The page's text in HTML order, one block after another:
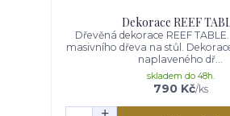
Dekorace REEF
Dřevěná dekorace REEF
masivního dřeva na stůl.
naplaveného dř...
790 Kč/ks
skladem do 48h.